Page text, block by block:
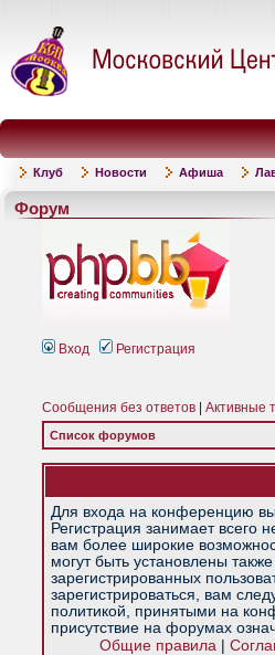
Клуб Новости Афиша
Форум
Вход Регистрация
Сообщения без ответов Активные
Список форумов
Для входа на конференцию
Регистрация занимает всего
вам более широкие
могут быть установлены
зарегистрированных
зарегистрироваться, вам
политикой, принятыми на
присутствие на форумах
Общие правила|